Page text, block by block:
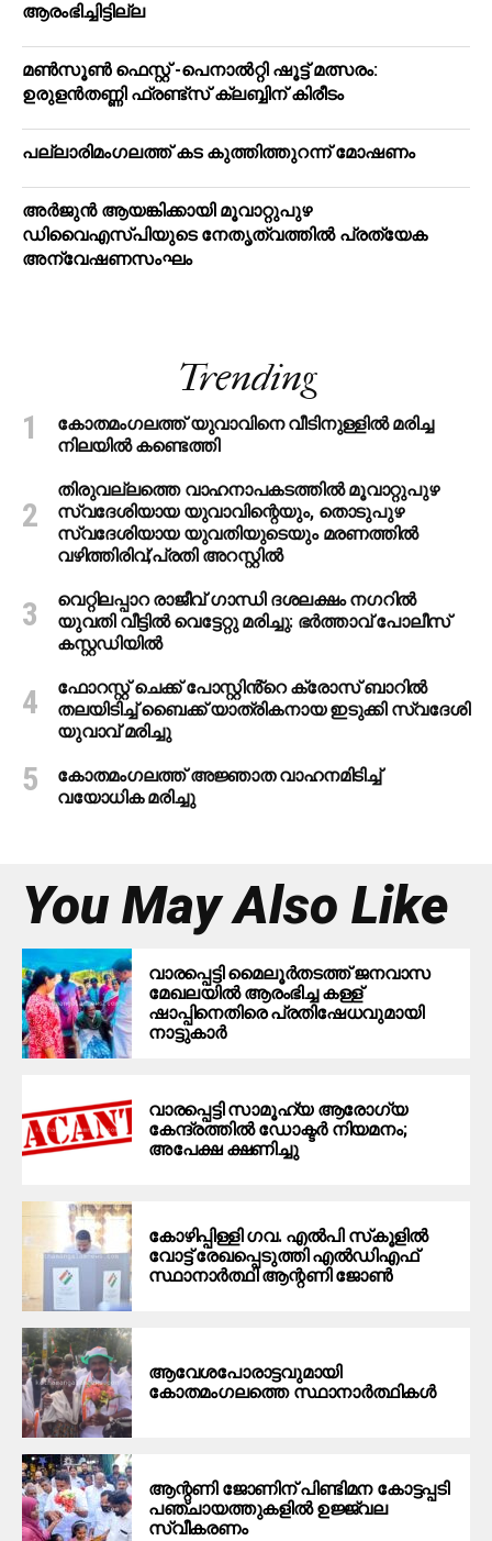
ആരംഭിച്ചിട്ടില്ല
മൺസൂൺ ഫെസ്റ്റ് -പെനാൽറ്റി ഷൂട്ട് മത്സരം:
ഉരുളൻതണ്ണി ഫ്രണ്ട്സ് ക്ലബ്ബിന് കിരീടം
പ​ല്ലാ​രി​മം​ഗ​ല​ത്ത് ക​ട കു​ത്തി​ത്തുറ​ന്ന് മോ​ഷ​ണം
അര്‍ജുന്‍ ആയങ്കിക്കായി മൂവാറ്റുപുഴ
ഡിവൈഎസ്പിയുടെ നേതൃത്വത്തില്‍ പ്രത്യേക
അന്വേഷണസംഘം
Trending
കോതമംഗലത്ത് യുവാവിനെ വീടിനുള്ളിൽ മരിച്ച
നിലയിൽ കണ്ടെത്തി
തിരുവല്ലത്തെ വാഹനാപകടത്തില്‍ മൂവാറ്റുപുഴ
സ്വദേശിയായ യുവാവിന്റെയും, തൊടുപുഴ
സ്വദേശിയായ യുവതിയുടെയും മരണത്തില്‍
വഴിത്തിരിവ്;പ്രതി അറസ്റ്റില്‍
വെറ്റിലപ്പാറ രാജീവ് ഗാന്ധി ദശലക്ഷം നഗറിൽ
യുവതി വീട്ടിൽ വെട്ടേറ്റു മരിച്ചു: ഭർത്താവ് പോലീസ്
കസ്റ്റഡിയിൽ
ഫോറസ്റ്റ് ചെക്ക് പോസ്റ്റിൻ്റെ ക്രോസ് ബാറില്‍
തലയിടിച്ച് ബൈക്ക് യാത്രികനായ ഇടുക്കി സ്വദേശി
യുവാവ് മരിച്ചു
കോതമംഗലത്ത് അജ്ഞാത വാഹനമിടിച്ച്
വയോധിക മരിച്ചു
You May Also Like
വാരപ്പെട്ടി മൈലൂർതടത്ത് ജനവാസ
മേഖലയിൽ ആരംഭിച്ച കള്ള്
ഷാപ്പിനെതിരെ പ്രതിഷേധവുമായി
നാട്ടുകാർ
വാരപ്പെട്ടി സാമൂഹ്യ ആരോഗ്യ
കേന്ദ്രത്തിൽ ഡോക്ടർ നിയമനം;
അപേക്ഷ ക്ഷണിച്ചു
കോഴിപ്പിള്ളി ഗവ. എല്‍പി സ്‌കൂളില്‍
വോട്ട് രേഖപ്പെടുത്തി എല്‍ഡിഎഫ്
സ്ഥാനാര്‍ത്ഥി ആന്റണി ജോണ്‍
ആവേശപോരാട്ടവുമായി
കോതമംഗലത്തെ സ്ഥാനാര്‍ത്ഥികള്‍
ആന്റണി ജോണിന് പിണ്ടിമന കോട്ടപ്പടി
പഞ്ചായത്തുകളിൽ ഉജ്ജ്വല
സ്വീകരണം